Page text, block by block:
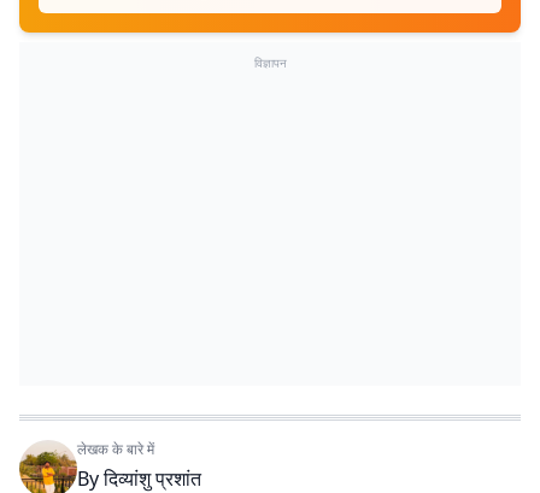
विज्ञापन
लेखक के बारे में
Byदिव्यांशु प्रशांत